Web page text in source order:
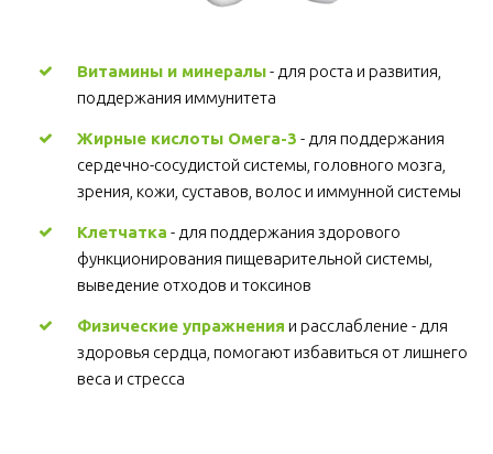
Витамины и минералы - для роста и развития,
поддержания иммунитета
Жирные кислоты Омега-3 - для поддержания
сердечно-сосудистой системы, головного мозга,
зрения, кожи, суставов, волос и иммунной системы
Клетчатка - для поддержания здорового
функционирования пищеварительной системы,
выведение отходов и токсинов
Физические упражнения и расслабление - для
здоровья сердца, помогают избавиться от лишнего
веса и стресса